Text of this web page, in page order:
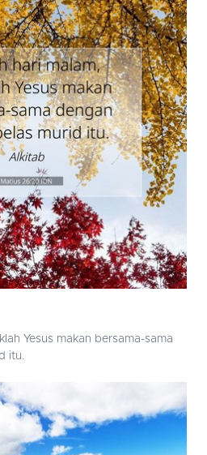
Yesus makan bersama-sama
itu.